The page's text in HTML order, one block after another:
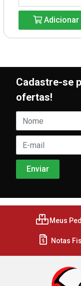
Adicionar
Cadastre-se
ofertas!
Meus
Notas